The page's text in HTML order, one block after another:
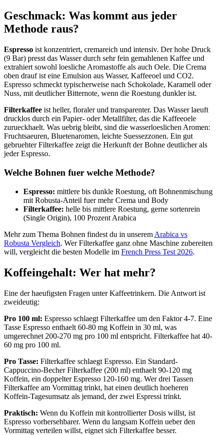
Geschmack: Was kommt aus jeder
Methode raus?
Espresso ist konzentriert, cremareich und intensiv. Der hohe Druck
(9 Bar) presst das Wasser durch sehr fein gemahlenen Kaffee und
extrahiert sowohl loesliche Aromastoffe als auch Oele. Die Crema
oben drauf ist eine Emulsion aus Wasser, Kaffeeoel und CO2.
Espresso schmeckt typischerweise nach Schokolade, Karamell oder
Nuss, mit deutlicher Bitternote, wenn die Roestung dunkler ist.
Filterkaffee ist heller, floraler und transparenter. Das Wasser laeuft
drucklos durch ein Papier- oder Metallfilter, das die Kaffeeoele
zurueckhaelt. Was uebrig bleibt, sind die wasserloeslichen Aromen:
Fruchtsaeuren, Bluetenaromen, leichte Suessezzonen. Ein gut
gebruehter Filterkaffee zeigt die Herkunft der Bohne deutlicher als
jeder Espresso.
Welche Bohnen fuer welche Methode?
Espresso: mittlere bis dunkle Roestung, oft Bohnenmischung
mit Robusta-Anteil fuer mehr Crema und Body
Filterkaffee: helle bis mittlere Roestung, gerne sortenrein
(Single Origin), 100 Prozent Arabica
Mehr zum Thema Bohnen findest du in unserem Arabica vs
Robusta Vergleich. Wer Filterkaffee ganz ohne Maschine zubereiten
will, vergleicht die besten Modelle im French Press Test 2026.
Koffeingehalt: Wer hat mehr?
Eine der haeufigsten Fragen unter Kaffeetrinkern. Die Antwort ist
zweideutig:
Pro 100 ml: Espresso schlaegt Filterkaffee um den Faktor 4-7. Eine
Tasse Espresso enthaelt 60-80 mg Koffein in 30 ml, was
umgerechnet 200-270 mg pro 100 ml entspricht. Filterkaffee hat 40-
60 mg pro 100 ml.
Pro Tasse: Filterkaffee schlaegt Espresso. Ein Standard-
Cappuccino-Becher Filterkaffee (200 ml) enthaelt 90-120 mg
Koffein, ein doppelter Espresso 120-160 mg. Wer drei Tassen
Filterkaffee am Vormittag trinkt, hat einen deutlich hoeheren
Koffein-Tagesumsatz als jemand, der zwei Espressi trinkt.
Praktisch: Wenn du Koffein mit kontrollierter Dosis willst, ist
Espresso vorhersehbarer. Wenn du langsam Koffein ueber den
Vormittag verteilen willst, eignet sich Filterkaffee besser.